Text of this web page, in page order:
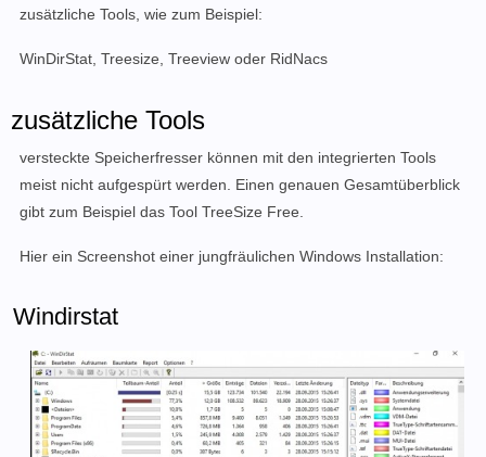
zusätzliche Tools, wie zum Beispiel:
WinDirStat, Treesize, Treeview oder RidNacs
zusätzliche Tools
versteckte Speicherfresser können mit den integrierten Tools
meist nicht aufgespürt werden. Einen genauen Gesamtüberblick
gibt zum Beispiel das Tool TreeSize Free.
Hier ein Screenshot einer jungfräulichen Windows Installation:
Windirstat